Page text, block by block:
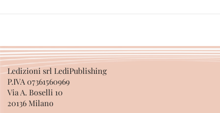
Ledizioni srl LediPublishing
P.IVA 07361560969
Via A. Boselli 10
20136 Milano